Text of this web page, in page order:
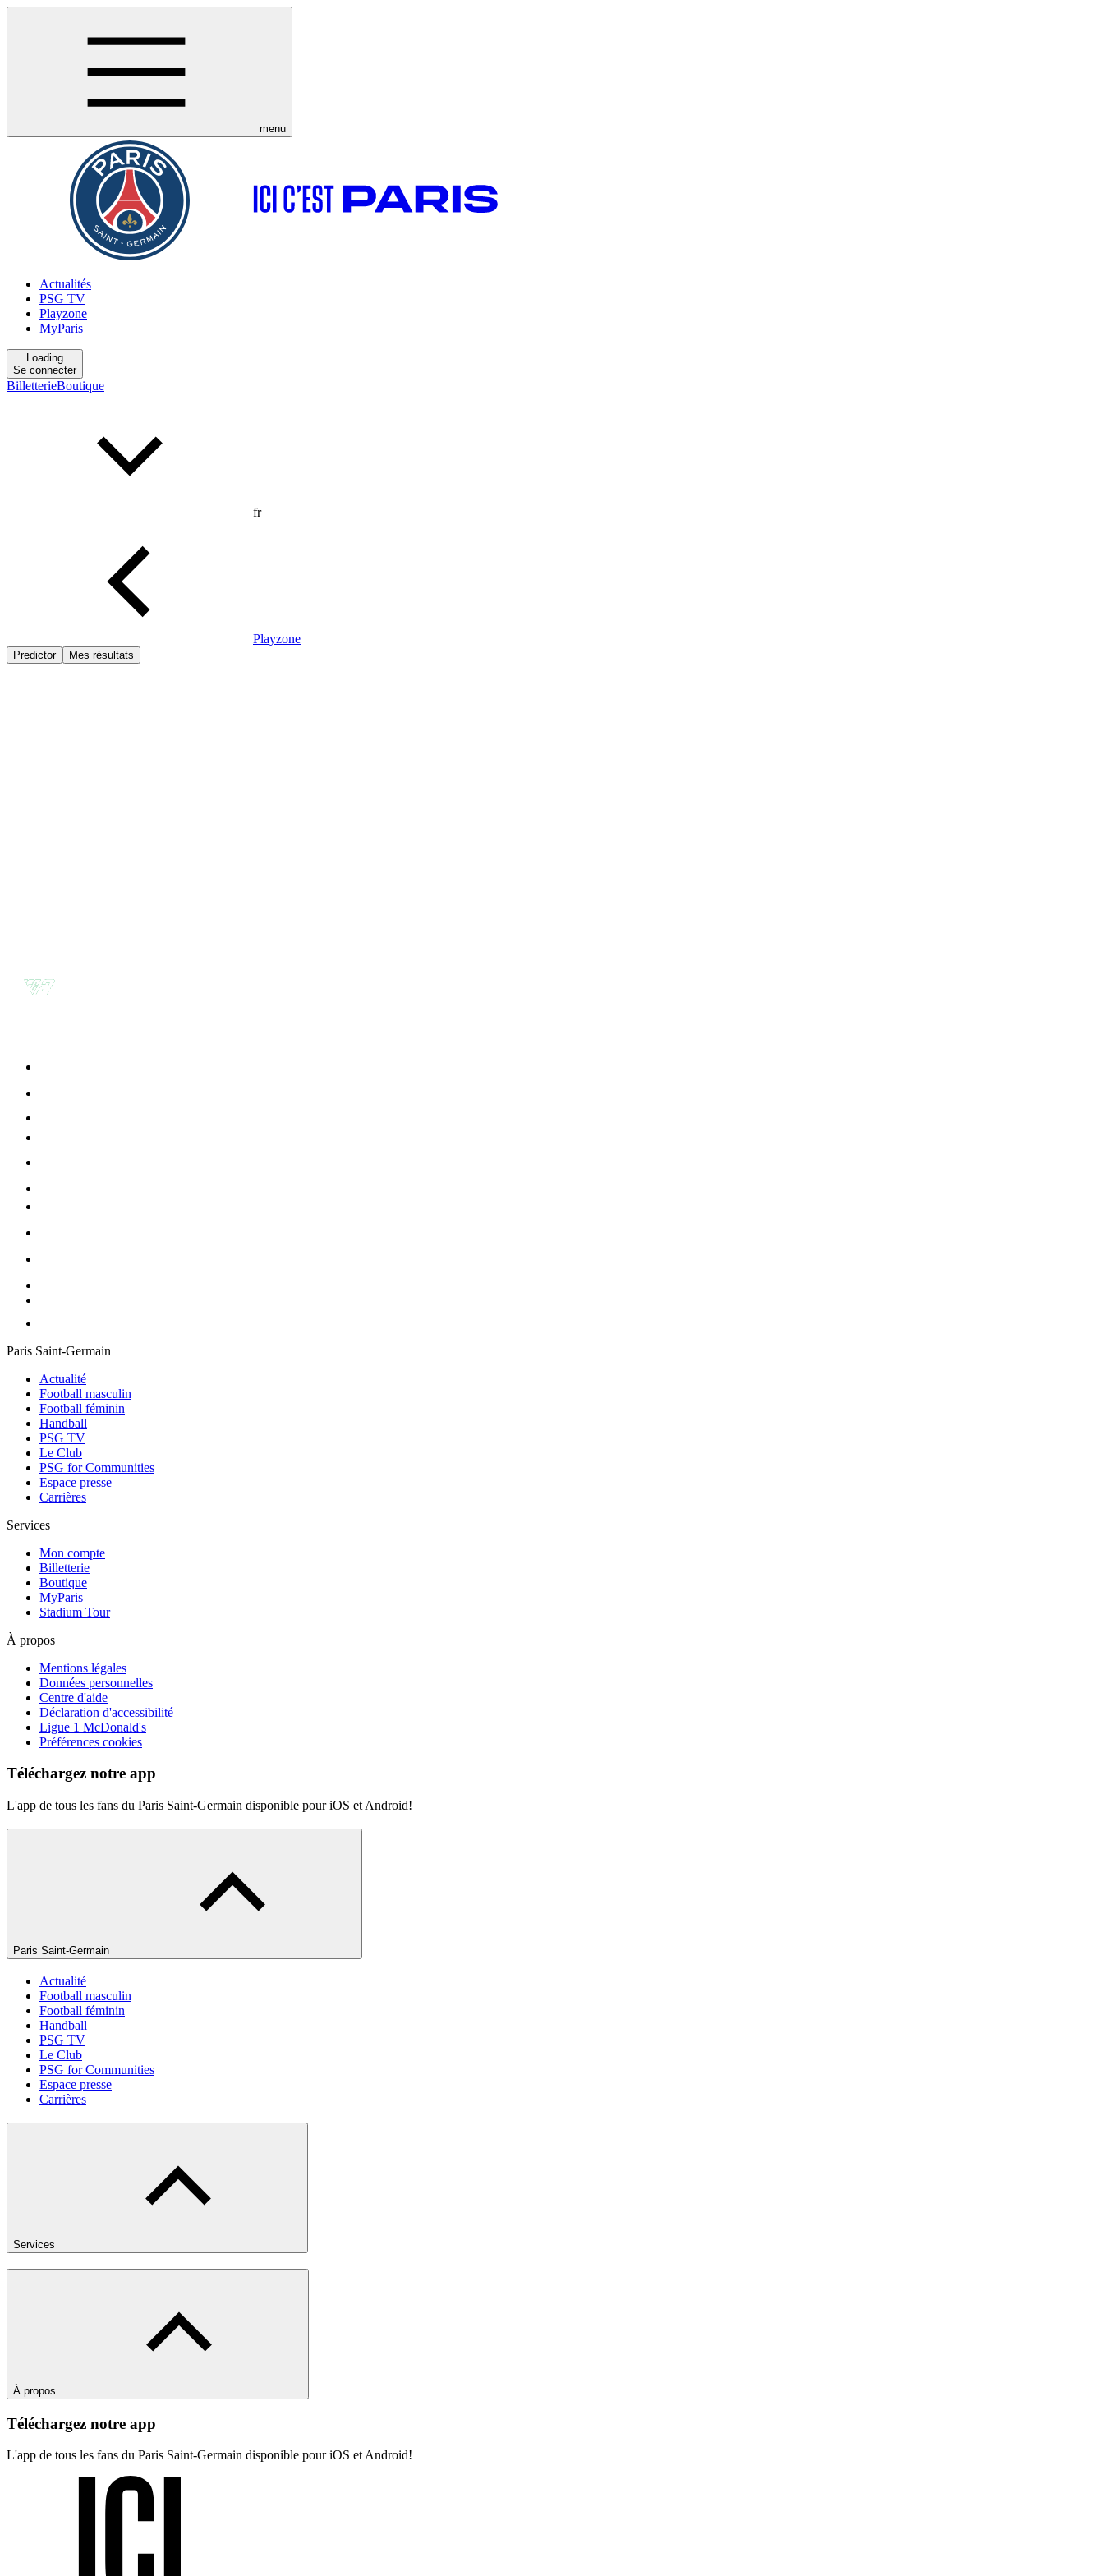
menu
Actualités
PSG TV
Playzone
MyParis
Loading
Se connecter
BilletterieBoutique
fr
Playzone
Predictor Mes résultats
Paris Saint-Germain
Actualité
Football masculin
Football féminin
Handball
PSG TV
Le Club
PSG for Communities
Espace presse
Carrières
Services
Mon compte
Billetterie
Boutique
MyParis
Stadium Tour
À propos
Mentions légales
Données personnelles
Centre d'aide
Déclaration d'accessibilité
Ligue 1 McDonald's
Préférences cookies
Téléchargez notre app
L'app de tous les fans du Paris Saint-Germain disponible pour iOS et Android!
Paris Saint-Germain
Actualité
Football masculin
Football féminin
Handball
PSG TV
Le Club
PSG for Communities
Espace presse
Carrières
Services
À propos
Téléchargez notre app
L'app de tous les fans du Paris Saint-Germain disponible pour iOS et Android!